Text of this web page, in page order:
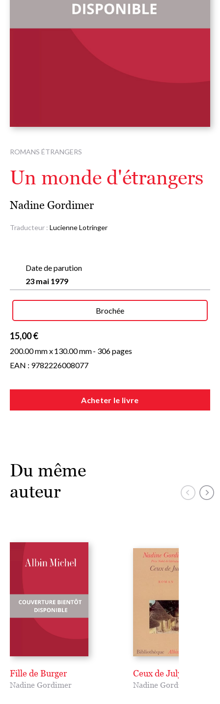
ROMANS ÉTRANGERS
Un monde d'étrangers
Nadine Gordimer
Traducteur : Lucienne Lotringer
Date de parution
23 mai 1979
Brochée
15,00 €
200.00 mm x130.00 mm- 306 pages
EAN : 9782226008077
Acheter le livre
Du même
auteur
Fille de Burger
Nadine Gordimer
Ceux de July
Nadine Gordimer